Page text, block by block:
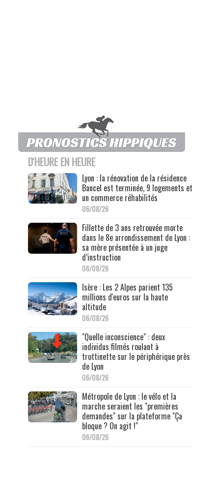
D'HEURE EN HEURE
Lyon : la rénovation de la résidence
Bancel est terminée, 9 logements et
un commerce réhabilités
06/08/26
Fillette de 3 ans retrouvée morte
dans le 8e arrondissement de Lyon :
sa mère présentée à un juge
d’instruction
06/08/26
Isère : Les 2 Alpes parient 135
millions d'euros sur la haute
altitude
06/08/26
"Quelle inconscience" : deux
individus filmés roulant à
trottinette sur le périphérique près
de Lyon
06/08/26
Métropole de Lyon : le vélo et la
marche seraient les "premières
demandes" sur la plateforme "Ça
bloque ? On agit !"
06/08/26